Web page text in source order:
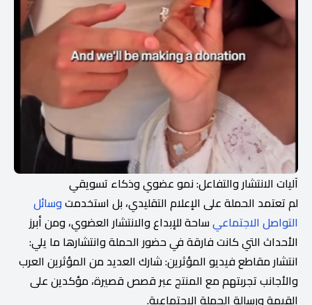
آليات الانتشار والتفاعل: نمو عضوي وذكاء تسويقي
لم تعتمد الحملة على الإعلام التقليدي، بل استخدمتوسائل
التواصل الاجتماعيساحة للإبداع والانتشار العضوي، ومن أبرز
الأحداث التي كانت فارقة في حضور الحملة وانتشارها ما يلي:
انتشار مقاطع فيديو المؤثرين: شارك العديد من المؤثرين العرب
والأجانب تجربتهم مع المنتج عبر قصص قصيرة، مؤكدين على
القيمة ورسالة الحملة الاجتماعية.